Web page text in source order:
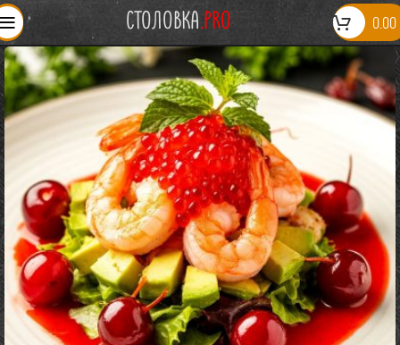
СТОЛОВКА.PRO 0.00
СТОЛОВАЯ ОТКРЫТА: 09:00-20:00
ПРИЕМ ЗАКАЗОВ НА СЕГОДНЯ ЗАКОНЧЕН